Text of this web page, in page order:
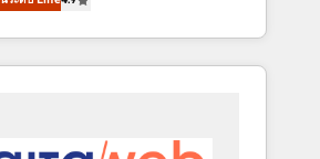
150+ HubSpot-certified
scalable solutions to
RevOps challenges. Our
tailored to your GTM motion.